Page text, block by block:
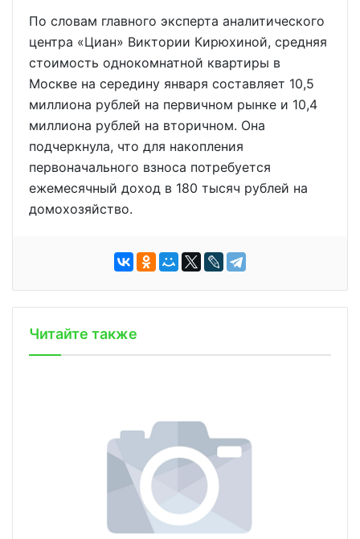
По словам главного эксперта аналитического
центра «Циан» Виктории Кирюхиной, средняя
стоимость однокомнатной квартиры в
Москве на середину января составляет 10,5
миллиона рублей на первичном рынке и 10,4
миллиона рублей на вторичном. Она
подчеркнула, что для накопления
первоначального взноса потребуется
ежемесячный доход в 180 тысяч рублей на
домохозяйство.
Читайте также